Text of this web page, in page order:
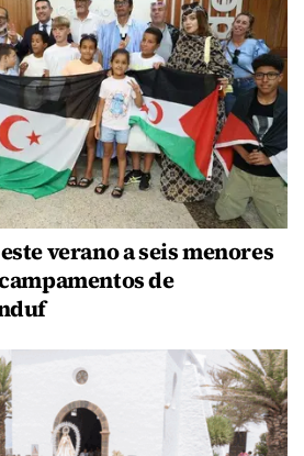
verano a seis menores
de